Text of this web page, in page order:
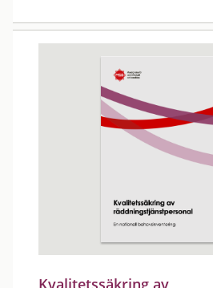
Kvalitetssäkring av